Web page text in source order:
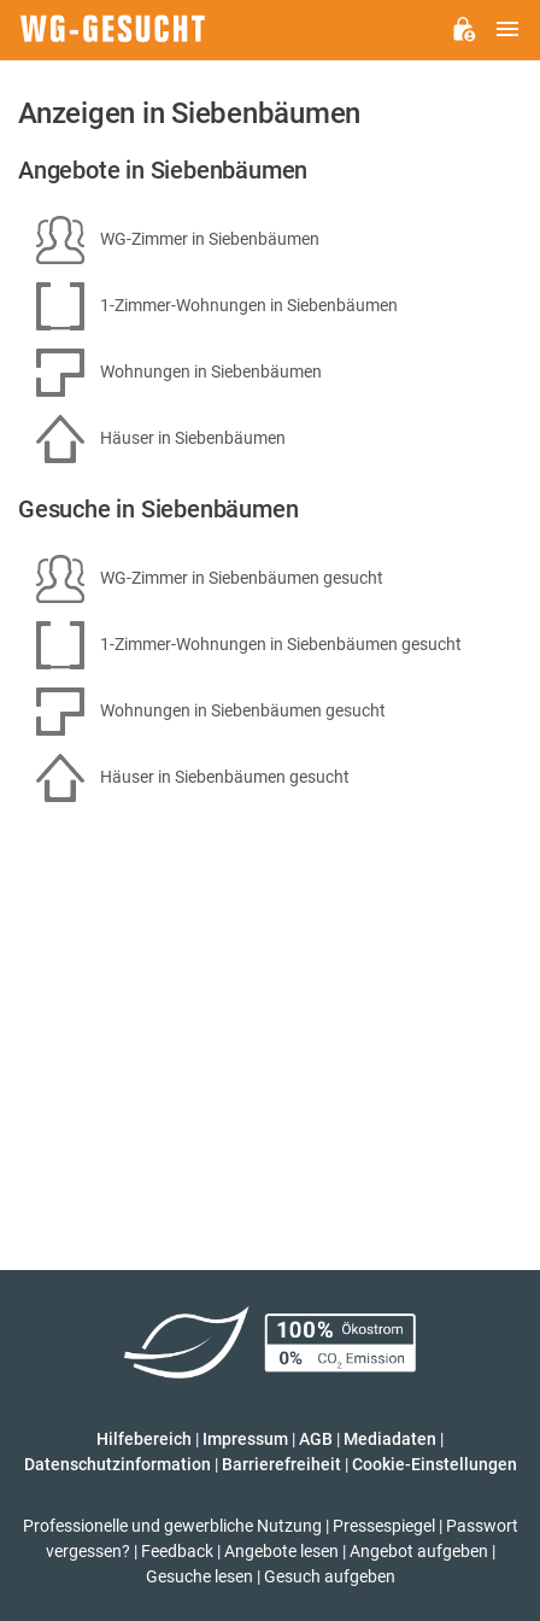
Anzeigen in Siebenbäumen
Angebote in Siebenbäumen
WG-Zimmer in Siebenbäumen
1-Zimmer-Wohnungen in Siebenbäumen
Wohnungen in Siebenbäumen
Häuser in Siebenbäumen
Gesuche in Siebenbäumen
WG-Zimmer in Siebenbäumen gesucht
1-Zimmer-Wohnungen in Siebenbäumen gesucht
Wohnungen in Siebenbäumen gesucht
Häuser in Siebenbäumen gesucht
Hilfebereich | Impressum |AGB | Mediadaten |
Datenschutzinformation | Barrierefreiheit | Cookie-Einstellungen
Professionelle und gewerbliche Nutzung | Pressespiegel | Passwort
vergessen? | Feedback | Angebote lesen | Angebot aufgeben |
Gesuche lesen | Gesuch aufgeben